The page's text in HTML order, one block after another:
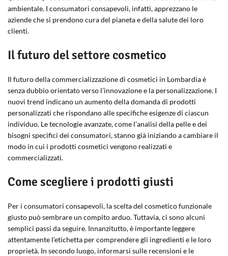
ambientale. I consumatori consapevoli, infatti, apprezzano le
aziende che si prendono cura del pianeta e della salute dei loro
clienti.
Il futuro del settore cosmetico
Il futuro della commercializzazione di cosmetici in Lombardia è
senza dubbio orientato verso l’innovazione e la personalizzazione. I
nuovi trend indicano un aumento della domanda di prodotti
personalizzati che rispondano alle specifiche esigenze di ciascun
individuo. Le tecnologie avanzate, come l’analisi della pelle e dei
bisogni specifici dei consumatori, stanno già iniziando a cambiare il
modo in cui i prodotti cosmetici vengono realizzati e
commercializzati.
Come scegliere i prodotti giusti
Per i consumatori consapevoli, la scelta del cosmetico funzionale
giusto può sembrare un compito arduo. Tuttavia, ci sono alcuni
semplici passi da seguire. Innanzitutto, è importante leggere
attentamente l’etichetta per comprendere gli ingredienti e le loro
proprietà. In secondo luogo, informarsi sulle recensioni e le